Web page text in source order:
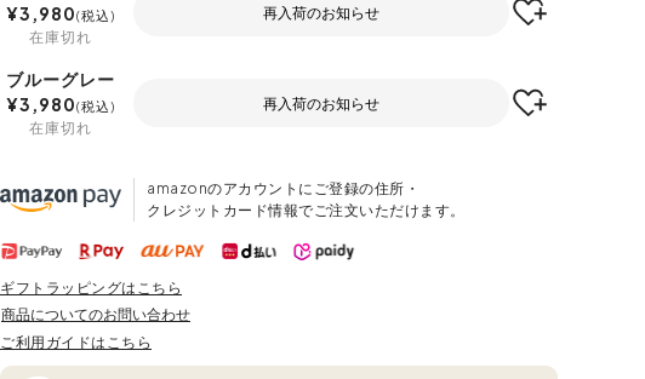
¥3,980 税込
在庫切れ
再入荷のお知らせ
ブルーグレー
¥3,980 税込
在庫切れ
再入荷のお知らせ
amazonのアカウントにご登録の住所・
クレジットカード情報でご注文いただけます。
ギフトラッピングはこちら
商品についてのお問い合わせ
ご利用ガイドはこちら